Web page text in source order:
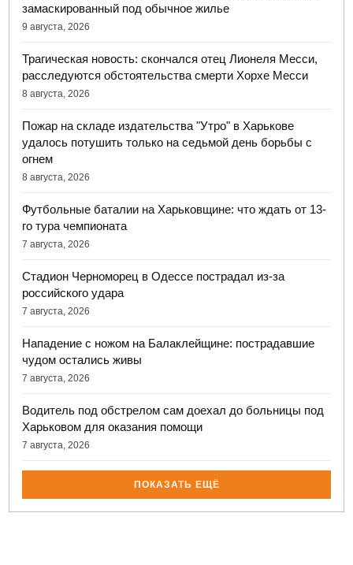
замаскированный под обычное жилье
9 августа, 2026
Трагическая новость: скончался отец Лионеля Месси,
расследуются обстоятельства смерти Хорхе Месси
8 августа, 2026
Пожар на складе издательства "Утро" в Харькове
удалось потушить только на седьмой день борьбы с
огнем
8 августа, 2026
Футбольные баталии на Харьковщине: что ждать от 13-
го тура чемпионата
7 августа, 2026
Стадион Черноморец в Одессе пострадал из-за
российского удара
7 августа, 2026
Нападение с ножом на Балаклейщине: пострадавшие
чудом остались живы
7 августа, 2026
Водитель под обстрелом сам доехал до больницы под
Харьковом для оказания помощи
7 августа, 2026
ПОКАЗАТЬ ЕЩЁ